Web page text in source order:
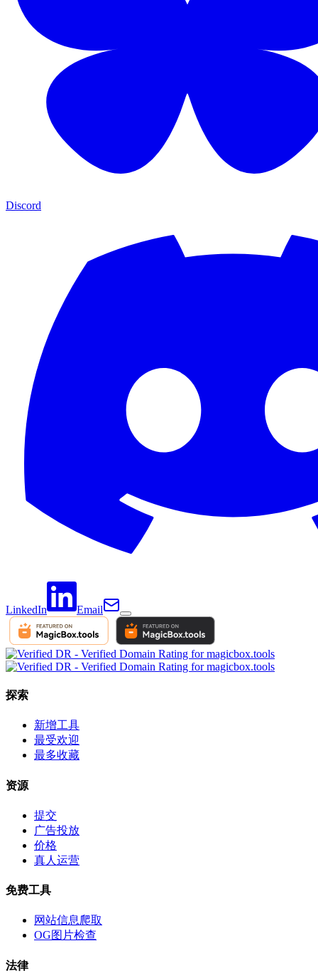
Discord
LinkedIn Email
探索
新增工具
最受欢迎
最多收藏
资源
提交
广告投放
价格
真人运营
免费工具
网站信息爬取
OG图片检查
法律